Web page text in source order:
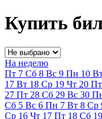
Купить
На неделю
Пт 7 Сб 8 Вс 9 Пн 10
17 Вт 18 Ср 19 Чт 20 Пт
27 Пт 28 Сб 29 Вс 30
Сб 5 Вс 6 Пн 7 Вт 8 Ср
Ср 16 Чт 17 Пт 18 Сб 19